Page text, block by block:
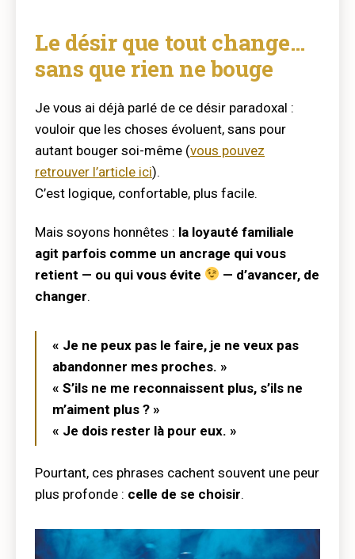
Le désir que tout change…
sans que rien ne bouge
Je vous ai déjà parlé de ce désir paradoxal :
vouloir que les choses évoluent, sans pour
autant bouger soi-même (vous pouvez
retrouver l’article ici).
C’est logique, confortable, plus facile.
Mais soyons honnêtes : la loyauté familiale
agit parfois comme un ancrage qui vous
retient — ou qui vous évite
— d’avancer, de
changer.
« Je ne peux pas le faire, je ne veux pas
abandonner mes proches. »
« S’ils ne me reconnaissent plus, s’ils ne
m’aiment plus ? »
« Je dois rester là pour eux. »
Pourtant, ces phrases cachent souvent une peur
plus profonde : celle de se choisir.